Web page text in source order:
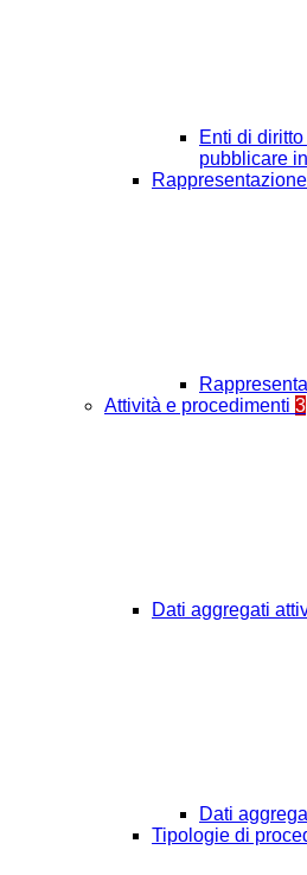
Enti di
pubblicare
Attività e procedimenti 3
Dati aggregati
Dati
Tipologie di